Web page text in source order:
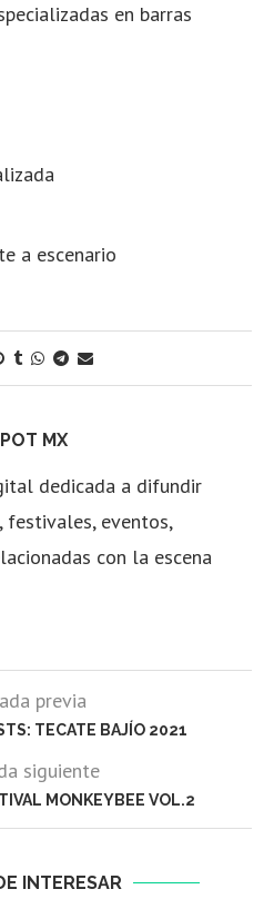
en barras
a escenario
MX
dedicada a difundir
festivales, eventos,
con la escena
previa
TECATE BAJÍO 2021
siguiente
MONKEYBEE VOL.2
INTERESAR